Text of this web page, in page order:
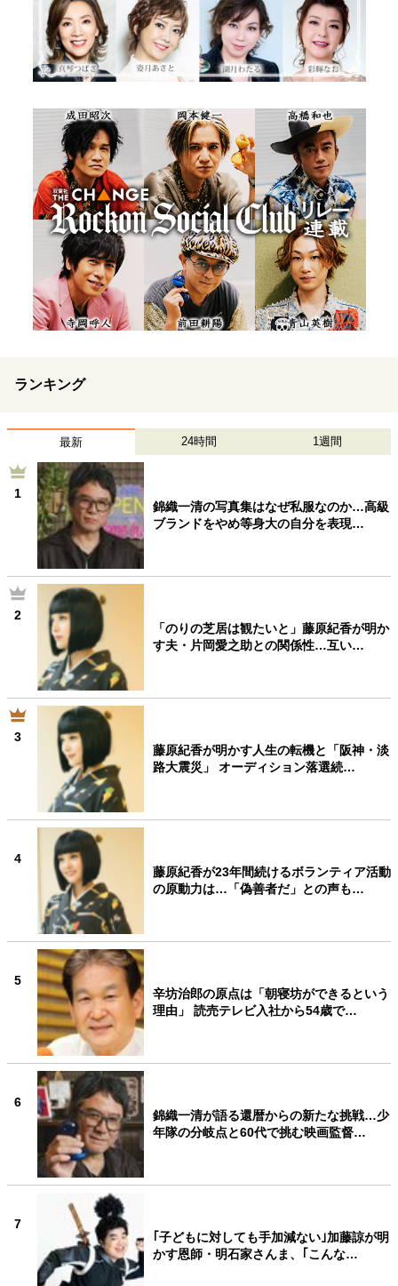
ランキング
最新 24時間 1週間
1
錦織一清の写真集はなぜ私服なのか…高級
ブランドをやめ等身大の自分を表現…
2
「のりの芝居は観たいと」藤原紀香が明か
す夫・片岡愛之助との関係性…互い…
3
藤原紀香が明かす人生の転機と「阪神・淡
路大震災」 オーディション落選続…
4
藤原紀香が23年間続けるボランティア活動
の原動力は…「偽善者だ」との声も…
5
辛坊治郎の原点は「朝寝坊ができるという
理由」 読売テレビ入社から54歳で…
6
錦織一清が語る還暦からの新たな挑戦…少
年隊の分岐点と60代で挑む映画監督…
7
｢子どもに対しても手加減ない｣加藤諒が明
かす恩師・明石家さんま、｢こんな…